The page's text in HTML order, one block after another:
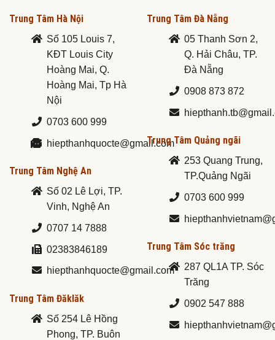
Trung Tâm Hà Nội
Số 105 Louis 7,
KĐT Louis City
Hoàng Mai, Q.
Hoàng Mai, Tp Hà
Nội
0703 600 999
hiepthanhquocte@gmail.com
Trung Tâm Nghệ An
Số 02 Lê Lợi, TP.
Vinh, Nghệ An
0707 14 7888
02383846189
hiepthanhquocte@gmail.com
Trung Tâm Đăklăk
Số 254 Lê Hồng
Phong, TP. Buôn
Trung Tâm Đà Nẵng
05 Thanh Sơn 2,
Q. Hải Châu, TP.
Đà Nẵng
0908 873 872
Trung Tâm Quảng ngãi
253 Quang Trung,
TP.Quảng Ngãi
0703 600 999
Trung Tâm Sóc trăng
287 QL1A TP. Sóc
Trăng
0902 547 888